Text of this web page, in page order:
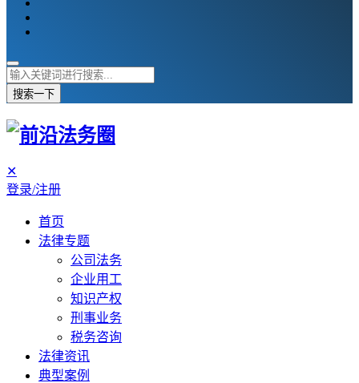
搜索一下
✕
登录/注册
首页
法律专题
公司法务
企业用工
知识产权
刑事业务
税务咨询
法律资讯
典型案例